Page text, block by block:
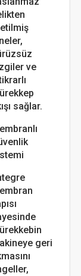
ve
sağlar.
geri